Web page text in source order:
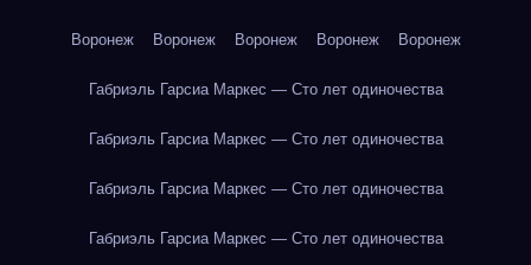
Воронеж Воронеж Воронеж Воронеж Воронеж
Габриэль Гарсиа Маркес — Сто лет одиночества
Габриэль Гарсиа Маркес — Сто лет одиночества
Габриэль Гарсиа Маркес — Сто лет одиночества
Габриэль Гарсиа Маркес — Сто лет одиночества